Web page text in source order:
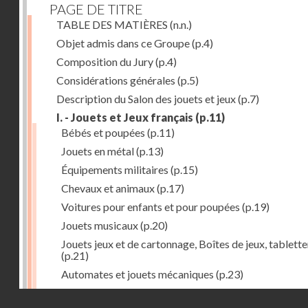
PAGE DE TITRE
TABLE DES MATIÈRES (n.n.)
Objet admis dans ce Groupe(p.4)
Composition du Jury(p.4)
Considérations générales (p.5)
Description du Salon des jouets et jeux(p.7)
I. - Jouets et Jeux français (p.11)
Bébés et poupées (p.11)
Jouets en métal(p.13)
Équipements militaires (p.15)
Chevaux et animaux(p.17)
Voitures pour enfants et pour poupées (p.19)
Jouets musicaux(p.20)
Jouets jeux et de cartonnage, Boîtes de jeux,
(p.21)
Automates et jouets mécaniques (p.23)
Jouets en caoutchouc(p.25)